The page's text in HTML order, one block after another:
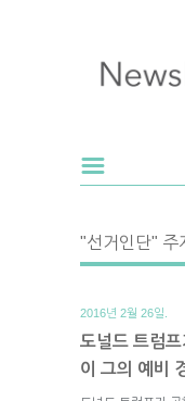
"선거인단" 주
2016년 2월 26일.
도널드 트럼
이 그의 예비